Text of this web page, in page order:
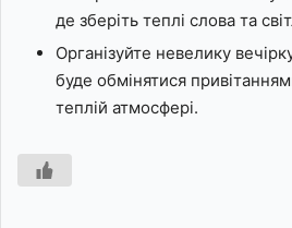
де зберіть теплі слова та
Організуйте невелику
буде обмінятися
теплій атмосфері.